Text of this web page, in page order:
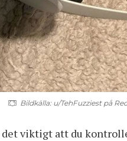
Bildkälla: u/TehFuzziest på
det viktigt att du